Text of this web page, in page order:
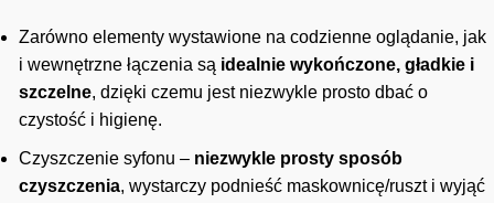
Zarówno elementy wystawione na codzienne oglądanie, jak
i wewnętrzne łączenia są idealnie wykończone, gładkie i
szczelne, dzięki czemu jest niezwykle prosto dbać o
czystość i higienę.
Czyszczenie syfonu – niezwykle prosty sposób
czyszczenia, wystarczy podnieść maskownicę/ruszt i wyjąć